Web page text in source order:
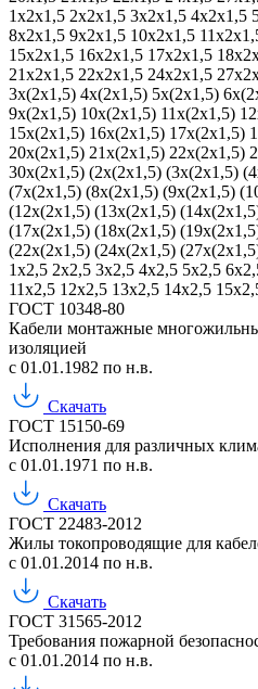
1х2х1,5 2х2х1,5 3х2х1,5 4х2х1,5
8х2х1,5 9х2х1,5 10х2х1,5
15х2х1,5 16х2х1,5 17х2х1,5
21х2х1,5 22х2х1,5 24х2х1,5
3х(2х1,5) 4х(2х1,5) 5х(2х1,5)
9х(2х1,5) 10х(2х1,5) 11х(2х1,5)
15х(2х1,5) 16х(2х1,5) 17х(2х1,5)
20х(2х1,5) 21х(2х1,5) 22х(2х1,5)
30х(2х1,5) (2х(2х1,5) (3х(2х1,5)
(7х(2х1,5) (8х(2х1,5) (9х(2х1,5)
(12х(2х1,5) (13х(2х1,5)
(17х(2х1,5) (18х(2х1,5)
(22х(2х1,5) (24х(2х1,5)
1х2,5 2х2,5 3х2,5 4х2,5 5х2,5
11х2,5 12х2,5 13х2,5 14х2,5
ГОСТ 10348-80
Кабели монтажные
изоляцией
с 01.01.1982 по н.в.
Скачать
ГОСТ 15150-69
Исполнения для различных
с 01.01.1971 по н.в.
Скачать
ГОСТ 22483-2012
Жилы токопроводящие для
с 01.01.2014 по н.в.
Скачать
ГОСТ 31565-2012
Требования пожарной
с 01.01.2014 по н.в.